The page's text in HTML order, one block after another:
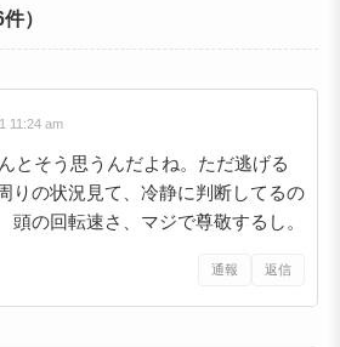
件）
11:24 am
とそう思うんだよね。ただ逃げる
りの状況見て、冷静に判断してるの
の回転速さ、マジで尊敬するし。
通報 返信